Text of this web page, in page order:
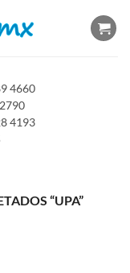
4660
4193
“UPA”